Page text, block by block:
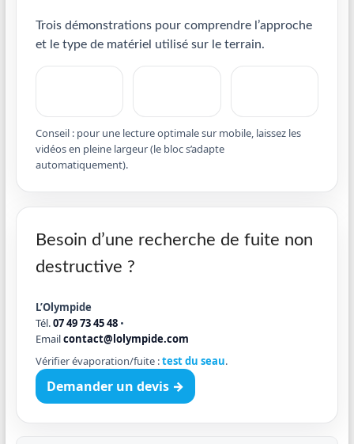
Trois démonstrations pour comprendre l’approche
et le type de matériel utilisé sur le terrain.
Conseil : pour une lecture optimale sur mobile, laissez les
vidéos en pleine largeur (le bloc s’adapte
automatiquement).
Besoin d’une recherche de fuite non
destructive ?
L’Olympide
Tél.07 49 73 45 48•
Emailcontact@lolympide.com
Vérifier évaporation/fuite :test du seau.
Demander un devis →